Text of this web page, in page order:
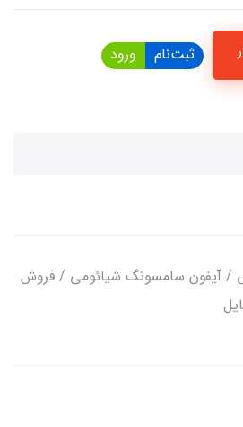
ثبت‌نام ورود
/ آیفون سامسونگ شیائومی / فروش